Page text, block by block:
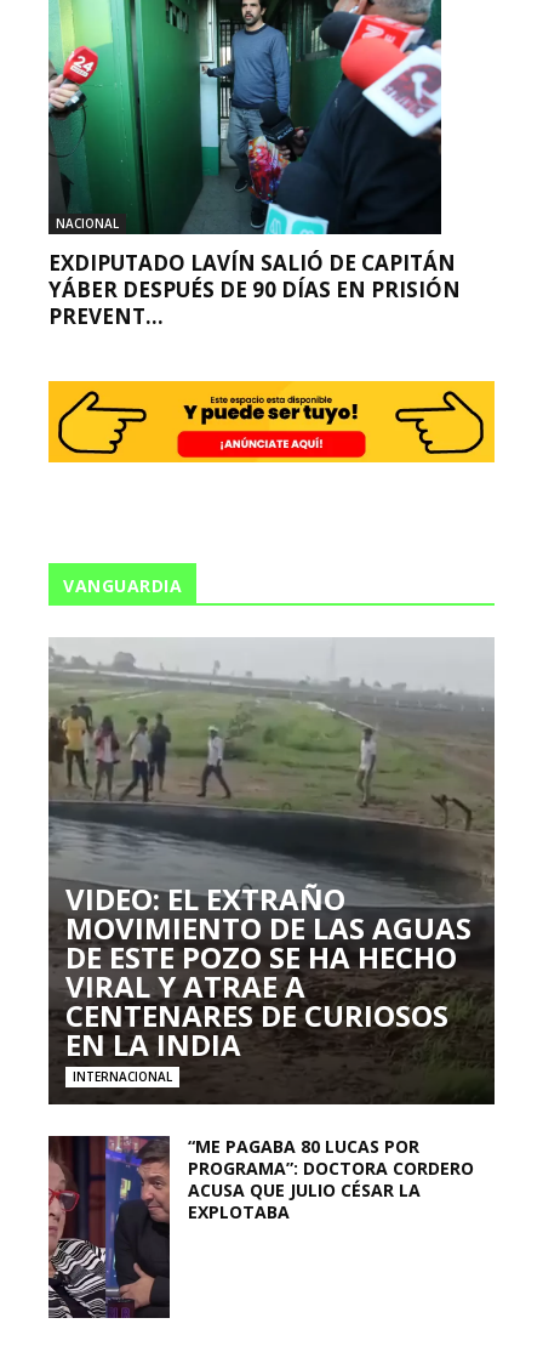
NACIONAL
EXDIPUTADO LAVÍN SALIÓ DE CAPITÁN
YÁBER DESPUÉS DE 90 DÍAS EN PRISIÓN
PREVENT...
VANGUARDIA
VIDEO: EL EXTRAÑO
MOVIMIENTO DE LAS AGUAS
DE ESTE POZO SE HA HECHO
VIRAL Y ATRAE A
CENTENARES DE CURIOSOS
EN LA INDIA
INTERNACIONAL
“ME PAGABA 80 LUCAS POR
PROGRAMA”: DOCTORA CORDERO
ACUSA QUE JULIO CÉSAR LA
EXPLOTABA